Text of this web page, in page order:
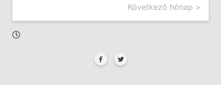
Következő hónap >